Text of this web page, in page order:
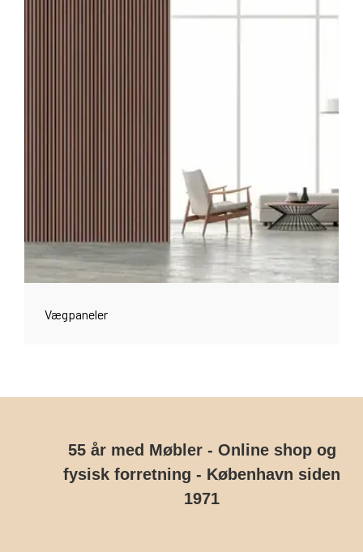
Vægpaneler
55 år med Møbler - Online shop og
fysisk forretning - København siden
1971